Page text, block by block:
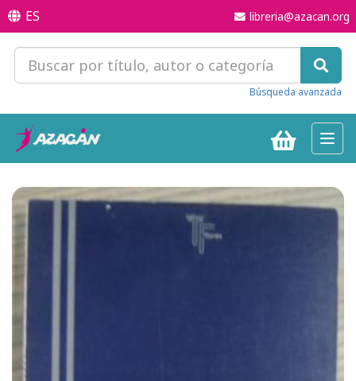
ES libreria@azacan.org
Búsqueda avanzada